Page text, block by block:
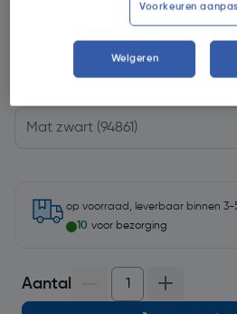
€ 495,00
op voorraad, leverbaar binnen 3-
10 voor bezorging
Aantal
Voorkeuren
Weigeren